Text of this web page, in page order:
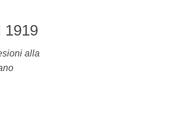
1919
alla